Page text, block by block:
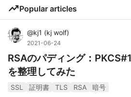
trending_upPopular articles
@kj1 (kj wolf)
2021-06-24
RSAのパディング：
を整理してみた
SSL 証明書 TLS RSA 暗号